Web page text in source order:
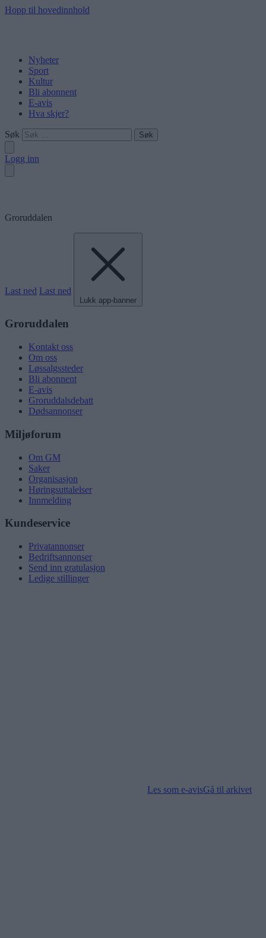
Hopp til hovedinnhold
Nyheter
Sport
Kultur
Bli abonnent
E-avis
Hva skjer?
Søk
Logg inn
Groruddalen
Last ned Last ned
Lukk app-banner
Groruddalen
Kontakt oss
Om oss
Løssalgssteder
Bli abonnent
E-avis
Groruddalsdebatt
Dødsannonser
Miljøforum
Om GM
Saker
Organisasjon
Høringsuttalelser
Innmelding
Kundeservice
Privatannonser
Bedriftsannonser
Send inn gratulasjon
Ledige stillinger
Les som e-avisGå til arkivet